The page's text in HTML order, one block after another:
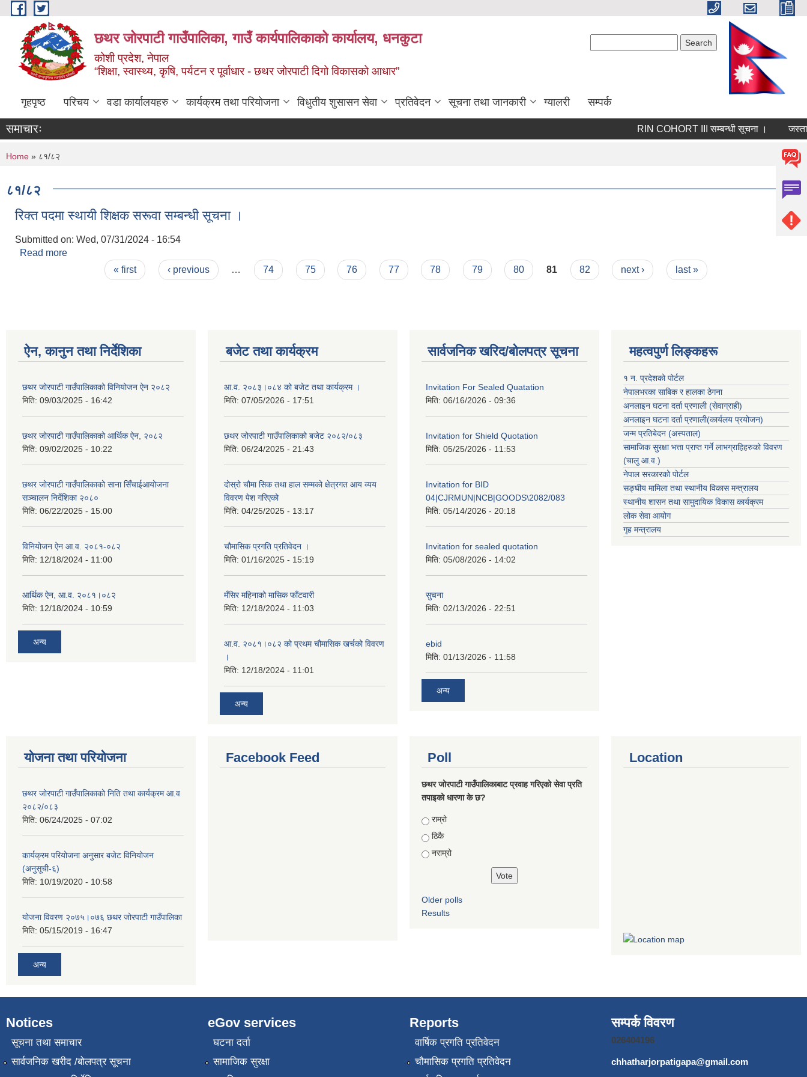
Skip to main content
छथर जोरपाटी गाउँपालिका, गाउँ कार्यपालिकाको कार्यालय, धनकुटा
कोशी प्रदेश, नेपाल
“शिक्षा, स्वास्थ्य, कृषि, पर्यटन र पूर्वाधार - छथर जोरपाटी दिगो विकासको आधार”
गृहपृष्ठ परिचय वडा कार्यालयहरु कार्यक्रम तथा परियोजना विधुतीय शुसासन सेवा प्रतिवेदन सूचना तथा जानकारी ग्यालरी सम्पर्क
समाचारः RIN COHORT III सम्बन्धी सूचना ।
You are here
Home » ८१/८२
८१/८२
रिक्त पदमा स्थायी शिक्षक सरूवा सम्बन्धी सूचना ।
Submitted on: Wed, 07/31/2024 - 16:54
Read more
« first ‹ previous … 74 75 76 77 78 79 80 81 82 next › last »
ऐन, कानुन तथा निर्देशिका
छथर जोरपाटी गाउँपालिकाको विनियोजन ऐन २०८२
मिति: 09/03/2025 - 16:42
छथर जोरपाटी गाउँपालिकाको आर्थिक ऐन, २०८२
मिति: 09/02/2025 - 10:22
छथर जोरपाटी गाउँपालिकाको साना सिँचाईआयोजना
सञ्चालन निर्देशिका २०८०
मिति: 06/22/2025 - 15:00
विनियोजन ऐन आ.व. २०८१-०८२
मिति: 12/18/2024 - 11:00
आर्थिक ऐन, आ.व. २०८१।०८२
मिति: 12/18/2024 - 10:59
अन्य
बजेट तथा कार्यक्रम
आ.व. २०८३।०८४ को बजेट तथा कार्यक्रम ।
मिति: 07/05/2026 - 17:51
छथर जोरपाटी गाउँपालिकाको बजेट २०८२/०८३
मिति: 06/24/2025 - 21:43
दोस्रो चौमा सिक तथा हाल सम्मको क्षेत्रगत आय व्यय
विवरण पेश गरिएको
मिति: 04/25/2025 - 13:17
चौमासिक प्रगति प्रतिवेदन ।
मिति: 01/16/2025 - 15:19
मँसिर महिनाको मासिक फाँटवारी
मिति: 12/18/2024 - 11:03
आ.व. २०८१।०८२ को प्रथम चौमासिक खर्चको विवरण
।
मिति: 12/18/2024 - 11:01
अन्य
सार्वजनिक खरिद/बोलपत्र सूचना
Invitation For Sealed Quatation
मिति: 06/16/2026 - 09:36
Invitation for Shield Quotation
मिति: 05/25/2026 - 11:53
Invitation for BID
04|CJRMUN|NCB|GOODS\2082/083
मिति: 05/14/2026 - 20:18
Invitation for sealed quotation
मिति: 05/08/2026 - 14:02
सुचना
मिति: 02/13/2026 - 22:51
ebid
मिति: 01/13/2026 - 11:58
अन्य
महत्वपुर्ण लिङ्कहरू
१ न. प्रदेशको पोर्टल
नेपालभरका साबिक र हालका ठेगना
अनलाइन घटना दर्ता प्रणाली (सेवाग्राही)
अनलाइन घटना दर्ता प्रणाली(कार्यलय प्रयोजन)
जन्म प्रतिबेदन (अस्पताल)
सामाजिक सुरक्षा भत्ता प्राप्त गर्ने लाभग्राहिहरुको विवरण
(चालु आ.व.)
नेपाल सरकारको पोर्टल
सङ्घीय मामिला तथा स्थानीय विकास मन्त्रालय
स्थानीय शासन तथा सामुदायिक विकास कार्यक्रम
लोक सेवा आयोग
गृह मन्त्रालय
योजना तथा परियोजना
छथर जोरपाटी गाउँपालिकाको निति तथा कार्यक्रम आ.व
२०८२/०८३
मिति: 06/24/2025 - 07:02
कार्यक्रम परियोजना अनुसार बजेट विनियोजन
(अनुसूची-६)
मिति: 10/19/2020 - 10:58
योजना विवरण २०७५।०७६ छथर जोरपाटी गाउँपालिका
मिति: 05/15/2019 - 16:47
अन्य
Facebook Feed Poll
छथर जोरपाटी गाउँपालिकाबाट प्रवाह गरिएको सेवा प्रति
तपाइको धारणा के छ?
Choices
राम्रो
ठिकै
नराम्रो
Older polls
Results
Location
Notices
सूचना तथा समाचार
सार्वजनिक खरीद /बोलपत्र सूचना
eGov services
घटना दर्ता
सामाजिक सुरक्षा
Reports
वार्षिक प्रगति प्रतिवेदन
चौमासिक प्रगति प्रतिवेदन
सम्पर्क विवरण
026404196
chhatharjorpatigapa@gmail.com